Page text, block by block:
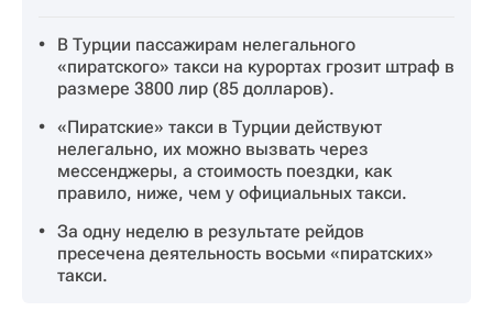
В Турции пассажирам нелегального
«пиратского» такси на курортах грозит штраф в
размере 3800 лир (85 долларов).
«Пиратские» такси в Турции действуют
нелегально, их можно вызвать через
мессенджеры, а стоимость поездки, как
правило, ниже, чем у официальных такси.
За одну неделю в результате рейдов
пресечена деятельность восьми «пиратских»
такси.